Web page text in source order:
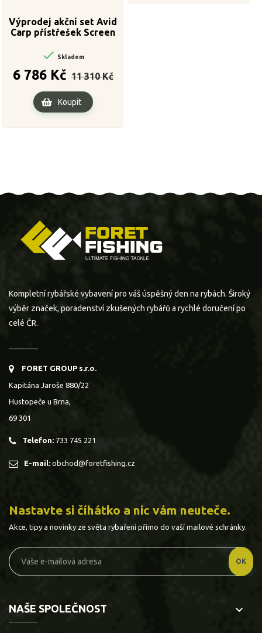
Výprodej akční set Avid
Carp přístřešek Screen
House 4D Peaked Skull
 Skladem
6 786 Kč cena
11 310 Kč
Cena
Koupit
Kompletní rybářské vybavení pro váš úspěšný den na rybách. Široký
výběr značek, poradenství zkušených rybářů a rychlé doručení po
celé ČR.
FORET GROUP s.r.o.
Kapitána Jaroše 880/22
Hustopeče u Brna,
69 301
Telefon: 733 745 221
E-mail: obchod@foretfishing.cz
Nastavte si číhátko a nic vám neuteče.
Akce, tipy a novinky ze světa rybaření přímo do vaší mailové schránky.
NAŠE SPOLEČNOST keyboard_arrow_down